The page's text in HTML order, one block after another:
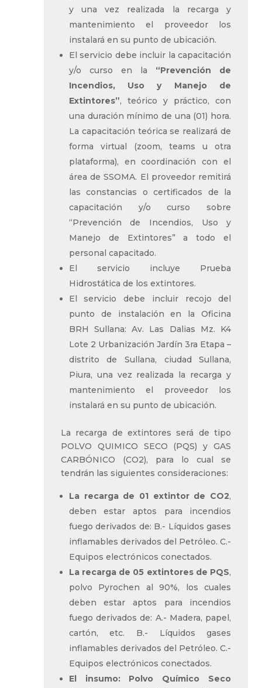
y una vez realizada la recarga y
mantenimiento el proveedor los
instalará en su punto de ubicación.
El servicio debe incluir la capacitación
y/o curso en la “Prevención de
Incendios, Uso y Manejo de
Extintores”, teórico y práctico, con
una duración mínimo de una (01) hora.
La capacitación teórica se realizará de
forma virtual (zoom, teams u otra
plataforma), en coordinación con el
área de SSOMA. El proveedor remitirá
las constancias o certificados de la
capacitación y/o curso sobre
“Prevención de Incendios, Uso y
Manejo de Extintores” a todo el
personal capacitado.
El servicio incluye Prueba
Hidrostática de los extintores.
El servicio debe incluir recojo del
punto de instalación en la Oficina
BRH Sullana: Av. Las Dalias Mz. K4
Lote 2 Urbanización Jardín 3ra Etapa –
distrito de Sullana, ciudad Sullana,
Piura, una vez realizada la recarga y
mantenimiento el proveedor los
instalará en su punto de ubicación.
La recarga de extintores será de tipo
POLVO QUIMICO SECO (PQS) y GAS
CARBÓNICO (CO2), para lo cual se
tendrán las siguientes consideraciones:
La recarga de 01 extintor de CO2,
deben estar aptos para incendios
fuego derivados de: B.- Líquidos gases
inflamables derivados del Petróleo. C.-
Equipos electrónicos conectados.
La recarga de 05 extintores de PQS,
polvo Pyrochen al 90%, los cuales
deben estar aptos para incendios
fuego derivados de: A.- Madera, papel,
cartón, etc. B.- Líquidos gases
inflamables derivados del Petróleo. C.-
Equipos electrónicos conectados.
El insumo: Polvo Químico Seco